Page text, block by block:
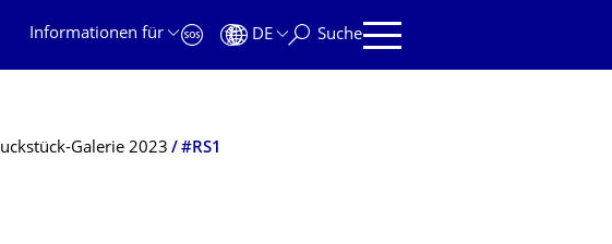
Informationen für
DE Suche
Galerie 2023 #RS1